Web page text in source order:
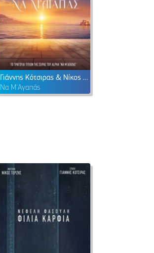
Γιάννης Κότσιρας & Νίκος Τερζής
Να Μ'Αγαπάς